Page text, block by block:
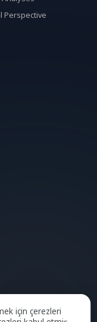
Perspective
için çerezleri